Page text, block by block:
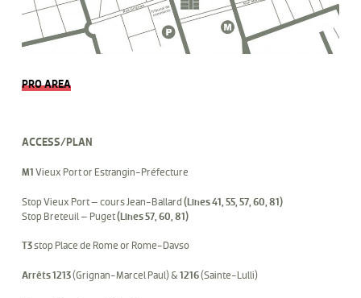
PRO AREA
ACCESS/PLAN
M1 Vieux Port or Estrangin-Préfecture
Stop Vieux Port – cours Jean-Ballard (Lines 41, 55, 57, 60, 81)
Stop Breteuil – Puget(Lines 57, 60, 81)
T3stop Place de Rome or Rome-Davso
Arrêts 1213(Grignan-Marcel Paul) & 1216(Sainte-Lulli)